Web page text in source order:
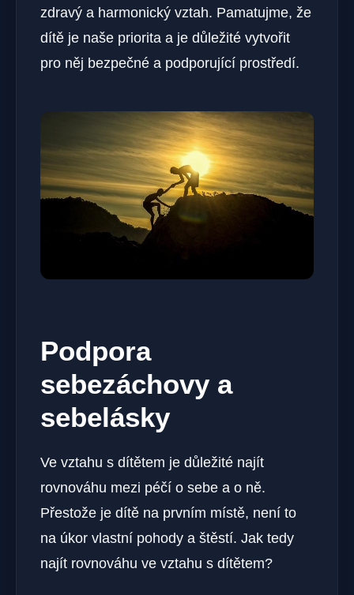
zdravý a harmonický vztah. Pamatujme, že
dítě ⁣je naše priorita a je důležité vytvořit
pro⁤ něj bezpečné a podporující prostředí.
Podpora
sebezáchovy a
sebelásky
Ve vztahu s dítětem je důležité najít
rovnováhu ​mezi péčí o sebe a o ně.
Přestože je‌ dítě na prvním místě, není to
⁤na úkor vlastní pohody a ⁣štěstí. Jak tedy
najít rovnováhu ve vztahu s dítětem?